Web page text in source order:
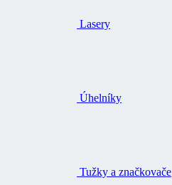
Lasery
Úhelníky
Tužky a značkovače